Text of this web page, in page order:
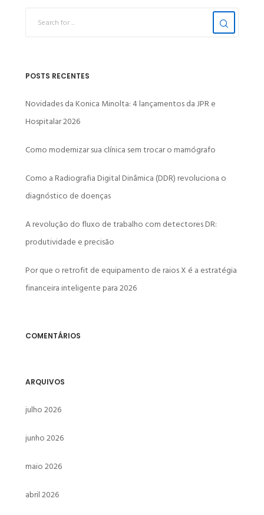
POSTS RECENTES
Novidades da Konica Minolta: 4 lançamentos da JPR e
Hospitalar 2026
Como modernizar sua clínica sem trocar o mamógrafo
Como a Radiografia Digital Dinâmica (DDR) revoluciona o
diagnóstico de doenças
A revolução do fluxo de trabalho com detectores DR:
produtividade e precisão
Por que o retrofit de equipamento de raios X é a estratégia
financeira inteligente para 2026
COMENTÁRIOS
ARQUIVOS
julho 2026
junho 2026
maio 2026
abril 2026